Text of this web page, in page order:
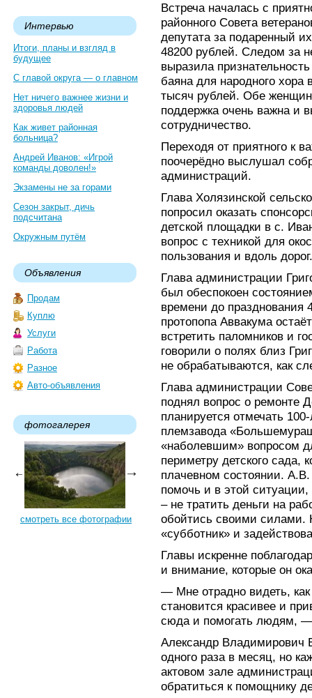
Интервью
Итоги, планы и взгляд в
будущее
С главой округа — о главном
Нет ничего важнее жизни и
здоровья людей
Как живет районная
больница?
Андрей Иванов: «Игрой
команды доволен!»
Экзамены не за горами
Сезон закрыт, дичь
подсчитана
Окружным путём
Объявления
Продам
Куплю
Услуги
Работа
Разное
Авто-объявления
фотогалерея
смотреть все фотографии
Встреча началась с
районного Совета
депутата за подаренный
48200 рублей. Следом за
выразила
баяна для народного хора
тысяч рублей. Обе
поддержка очень важна и
сотрудничество.
Переходя от приятного к
поочерёдно выслушал
администраций.
Глава Холязинской
попросил оказать
детской площадки в с.
вопрос с техникой для
пользования и вдоль дорог.
Глава администрации
был обеспокоен
времени до празднования
протопопа Аввакума
встретить паломников и
говорили о полях близ
не обрабатываются, как
Глава администрации
поднял вопрос о ремонте
планируется отмечать
племзавода
«наболевшим» вопросом
периметру детского сада,
плачевном состоянии.
помочь и в этой
– не тратить деньги на
обойтись своими силами.
«субботник» и
Главы искренне
и внимание, которые он
— Мне отрадно видеть,
становится красивее и
сюда и помогать людям,
Александр Владимирович
одного раза в месяц, но
актовом зале
обратиться к помощнику